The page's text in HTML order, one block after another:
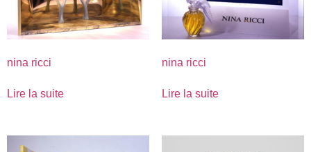
nina ricci
Lire la suite
nina ricci
Lire la suite